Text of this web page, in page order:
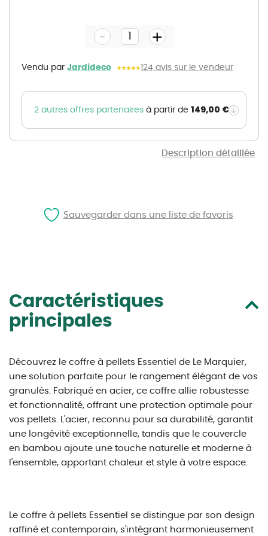
Description détaillée
gallery
Vendu par Jardideco 124 avis sur le vendeur
- +
2 autres offres partenaires à partir de 149,00 €
Caractéristiques
principales
Découvrez le coffre à pellets Essentiel de Le Marquier,
une solution parfaite pour le rangement élégant de vos
granulés. Fabriqué en acier, ce coffre allie robustesse
et fonctionnalité, offrant une protection optimale pour
vos pellets. L'acier, reconnu pour sa durabilité, garantit
une longévité exceptionnelle, tandis que le couvercle
en bambou ajoute une touche naturelle et moderne à
l'ensemble, apportant chaleur et style à votre espace.
Le coffre à pellets Essentiel se distingue par son design
raffiné et contemporain, s'intégrant harmonieusement
Sauvegarder dans une liste de favoris